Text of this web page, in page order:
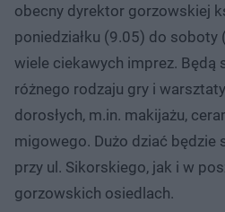
obecny dyrektor gorzowskiej
poniedziałku (9.05) do soboty
wiele ciekawych imprez. Będą
różnego rodzaju gry i
dorosłych, m.in. makijażu,
migowego. Dużo dziać będzie
przy ul. Sikorskiego, jak i w
gorzowskich osiedlach.